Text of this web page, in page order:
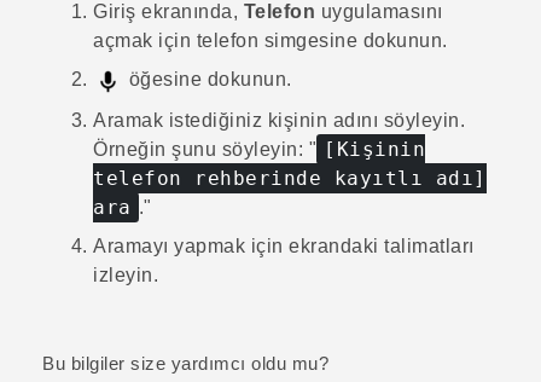
Giriş ekranında, Telefon uygulamasını
açmak için telefon simgesine dokunun.
öğesine dokunun.
Aramak istediğiniz kişinin adını söyleyin.
Örneğin şunu söyleyin: "‍ [Kişinin
telefon rehberinde kayıtlı adı]
ara ."‍
Aramayı yapmak için ekrandaki talimatları
izleyin.
Bu bilgiler size yardımcı oldu mu?